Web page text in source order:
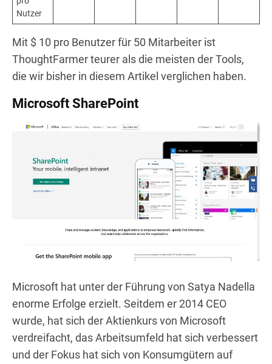
Nutzer
Mit $ 10 pro Benutzer für 50 Mitarbeiter ist
ThoughtFarmer teurer als die meisten der Tools,
die wir bisher in diesem Artikel verglichen haben.
Microsoft SharePoint
Microsoft hat unter der Führung von Satya Nadella
enorme Erfolge erzielt. Seitdem er 2014 CEO
wurde, hat sich der Aktienkurs von Microsoft
verdreifacht, das Arbeitsumfeld hat sich verbessert
und der Fokus hat sich von Konsumgütern auf